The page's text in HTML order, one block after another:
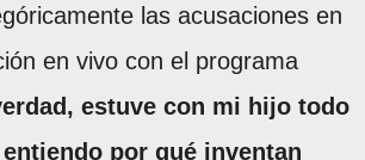
las acusaciones en
en vivo con el programa
estuve con mi hijo todo
por qué inventan